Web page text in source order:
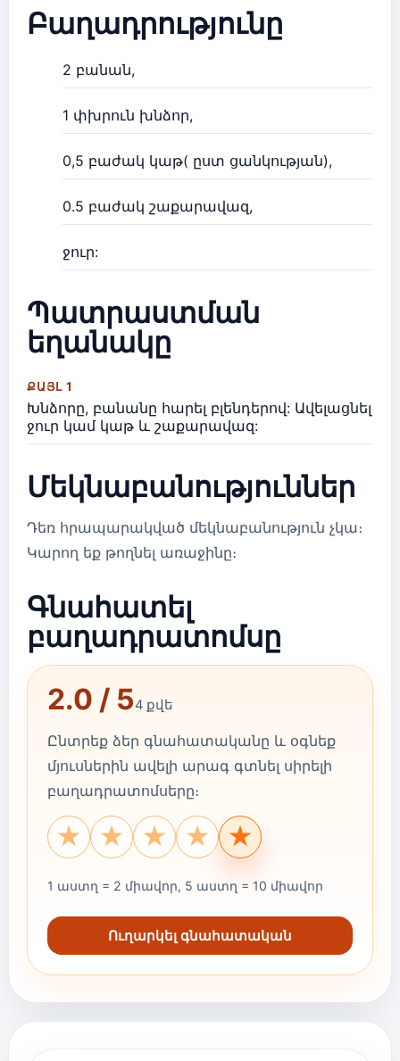
Բաղադրությունը
2 բանան,
1 փխրուն խնձոր,
0,5 բաժակ կաթ( ըստ ցանկության),
0.5 բաժակ շաքարավազ,
ջուր:
Պատրաստման
եղանակը
ՔԱՅԼ 1
Խնձորը, բանանը հարել բլենդերով: Ավելացնել
ջուր կամ կաթ և շաքարավազ:
Մեկնաբանություններ
Դեռ հրապարակված մեկնաբանություն չկա։
Կարող եք թողնել առաջինը։
Գնահատել
բաղադրատոմսը
2.0 / 54 քվե
Ընտրեք ձեր գնահատականը և օգնեք
մյուսներին ավելի արագ գտնել սիրելի
բաղադրատոմսերը։
★
★
★
★
★
1 աստղ = 2 միավոր, 5 աստղ = 10 միավոր
Ուղարկել գնահատական